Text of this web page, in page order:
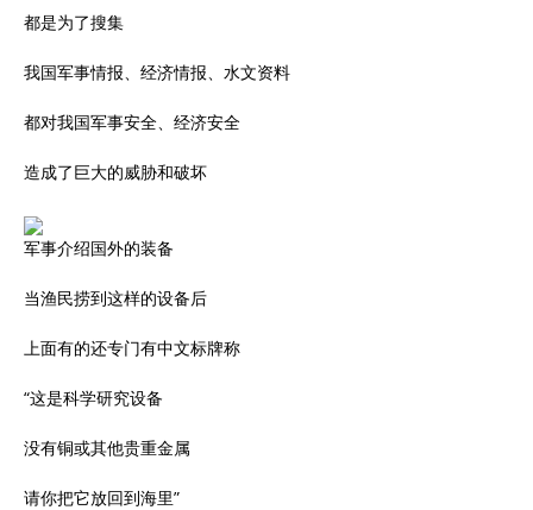
都是为了搜集
我国军事情报、经济情报、水文资料
都对我国军事安全、经济安全
造成了巨大的威胁和破坏
军事介绍国外的装备
当渔民捞到这样的设备后
上面有的还专门有中文标牌称
“这是科学研究设备
没有铜或其他贵重金属
请你把它放回到海里”